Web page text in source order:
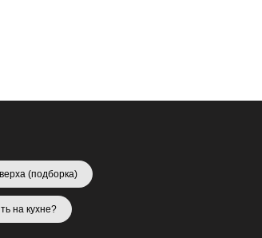
(подборка)
на кухне?